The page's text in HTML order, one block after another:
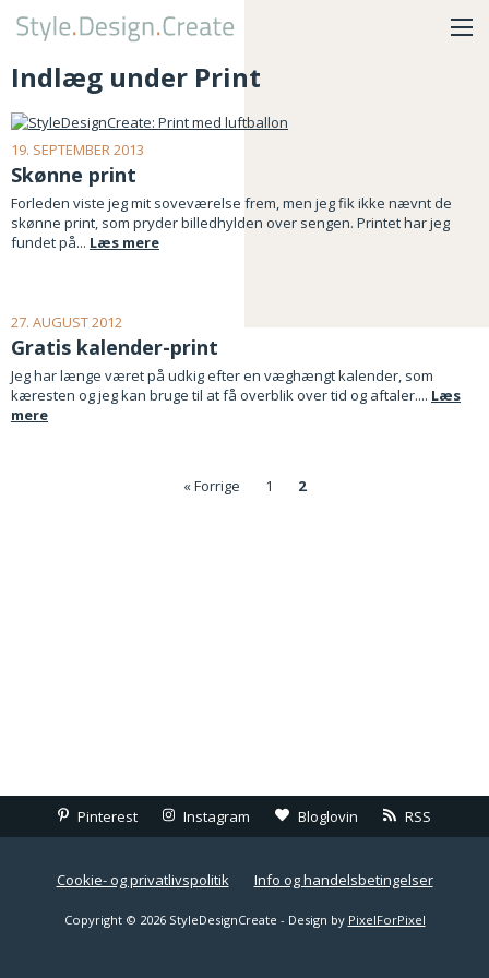
Indlæg under Print
19. SEPTEMBER 2013
Skønne print
Forleden viste jeg mit soveværelse frem, men jeg fik ikke nævnt de
skønne print, som pryder billedhylden over sengen. Printet har jeg
fundet på... Læs mere
27. AUGUST 2012
Gratis kalender-print
Jeg har længe været på udkig efter en væghængt kalender, som
kæresten og jeg kan bruge til at få overblik over tid og aftaler.... Læs
mere
« Forrige 1 2
Pinterest Instagram Bloglovin RSS
Cookie- og privatlivspolitik Info og handelsbetingelser
Copyright © 2026 StyleDesignCreate - Design by PixelForPixel